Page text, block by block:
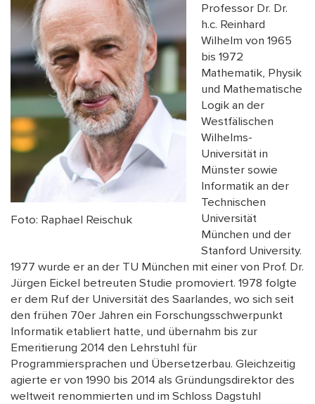
Foto: Raphael Reischuk
Professor Dr. Dr.
h.c. Reinhard
Wilhelm von 1965
bis 1972
Mathematik, Physik
und Mathematische
Logik an der
Westfälischen
Wilhelms-
Universität in
Münster sowie
Informatik an der
Technischen
Universität
München und der
Stanford University.
1977 wurde er an der TU München mit einer von Prof. Dr.
Jürgen Eickel betreuten Studie promoviert. 1978 folgte
er dem Ruf der Universität des Saarlandes, wo sich seit
den frühen 70er Jahren ein Forschungsschwerpunkt
Informatik etabliert hatte, und übernahm bis zur
Emeritierung 2014 den Lehrstuhl für
Programmiersprachen und Übersetzerbau. Gleichzeitig
agierte er von 1990 bis 2014 als Gründungsdirektor des
weltweit renommierten und im Schloss Dagstuhl